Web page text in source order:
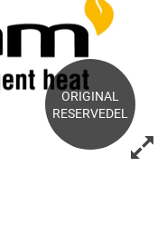
ORIGINAL
RESERVEDEL